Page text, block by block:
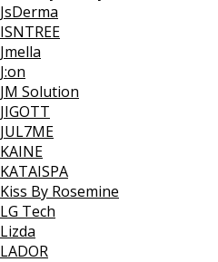
JsDerma
ISNTREE
Jmella
J:on
JM Solution
JIGOTT
JUL7ME
KAINE
KATAISPA
Kiss By Rosemine
LG Tech
Lizda
LADOR